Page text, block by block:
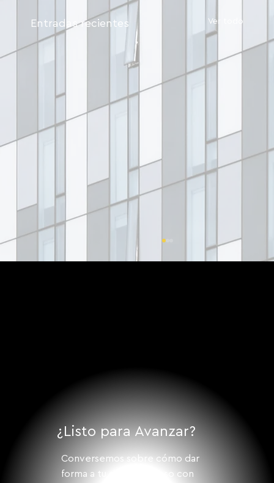
¿Listo para Avanzar?
Conversemos sobre cómo dar
forma a tu siguiente paso con
Entradas recientes Ver todo
Desarrolladores